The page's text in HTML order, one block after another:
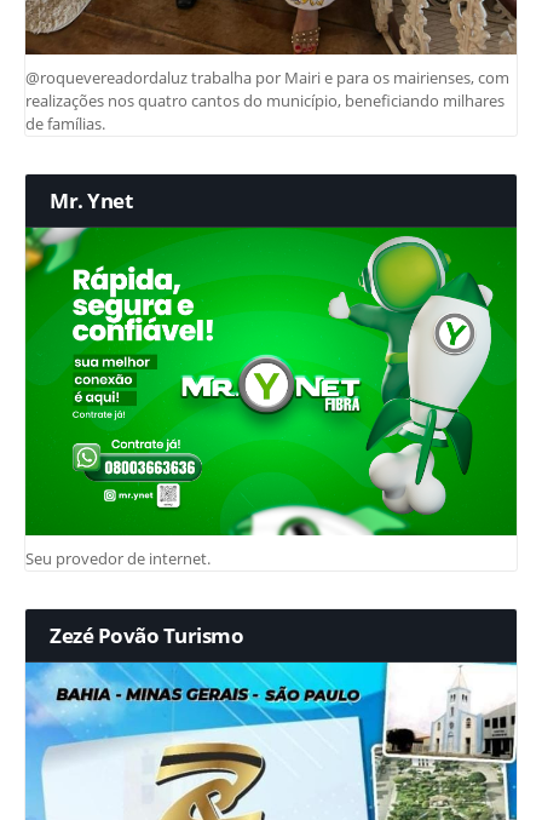
@roquevereadordaluz trabalha por Mairi e para os mairienses, com
realizações nos quatro cantos do município, beneficiando milhares
de famílias.
Mr. Ynet
Seu provedor de internet.
Zezé Povão Turismo